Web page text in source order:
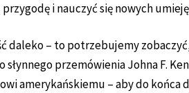
i nauczyć się nowych
daleko – to potrzebujemy
słynnego przemówienia Johna F.
amerykańskiemu – aby do końca